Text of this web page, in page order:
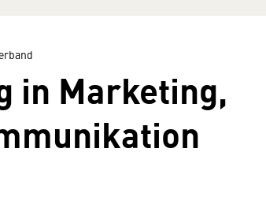
in Marketing,